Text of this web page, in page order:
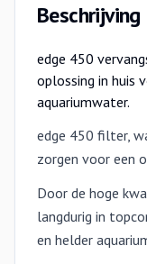
Beschrijving
edge 450
oplossing in huis
aquariumwater.
edge 450 filter,
zorgen voor een
Door de hoge
langdurig in
en helder